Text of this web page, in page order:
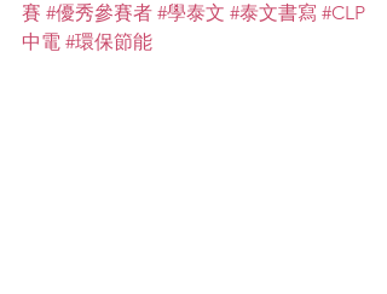
賽 #優秀參賽者 #學泰文 #泰文書寫 #CLP
中電 #環保節能